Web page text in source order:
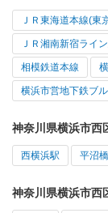
ＪＲ東海道本線(東
ＪＲ湘南新宿ライ
相模鉄道本線
横浜市営地下鉄ブ
神奈川県横浜市西
西横浜駅 平沼
神奈川県横浜市西